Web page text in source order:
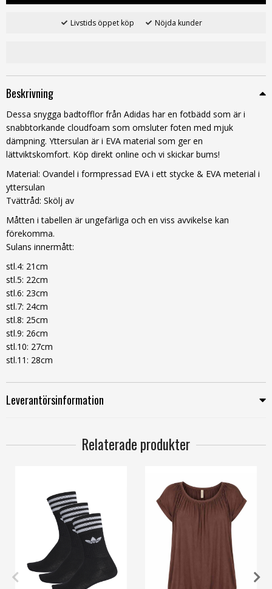
Livstids öppet köp Nöjda kunder
Beskrivning
Dessa snygga badtofflor från Adidas har en fotbädd som är i
snabbtorkande cloudfoam som omsluter foten med mjuk
dämpning. Yttersulan är i EVA material som ger en
lättviktskomfort. Köp direkt online och vi skickar bums!
Material: Ovandel i formpressad EVA i ett stycke & EVA meterial i
yttersulan
Tvättråd: Skölj av
Måtten i tabellen är ungefärliga och en viss avvikelse kan
förekomma.
Sulans innermått:
stl.4: 21cm
stl.5: 22cm
stl.6: 23cm
stl.7: 24cm
stl.8: 25cm
stl.9: 26cm
stl.10: 27cm
stl.11: 28cm
Leverantörsinformation
Relaterade produkter
27/30 31/34 XS 3XL